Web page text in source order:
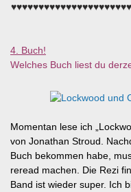
4. Buch!
Welches Buch liest du
Momentan lese ich
von Jonathan Stroud.
Buch bekommen habe,
reread machen. Die Rezi
Band ist wieder super. Ich